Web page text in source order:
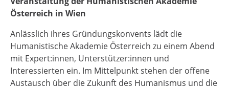
Österreich in Wien
Anlässlich ihres Gründungskonvents lädt die
Humanistische Akademie Österreich zu einem Abend
mit Expert:innen, Unterstützer:innen und
Interessierten ein. Im Mittelpunkt stehen der offene
Austausch über die Zukunft des Humanismus und die